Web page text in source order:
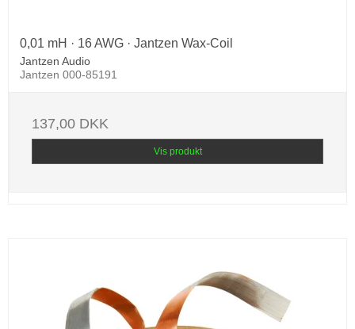
0,01 mH · 16 AWG · Jantzen Wax-Coil
Jantzen Audio
Jantzen 000-85191
137,00 DKK
Vis produkt